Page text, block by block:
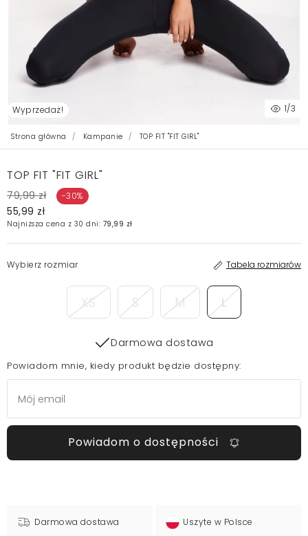
Wyprzedaż! 1/3
Strona główna Kampanie TOP FIT "FIT GIRL"
TOP FIT "FIT GIRL"
79,99 zł -30%
55,99 zł
Najniższa cena z 30 dni: 79,99 zł
Wybierz rozmiar Tabela rozmiarów
XS S M L
Darmowa dostawa
Powiadom mnie, kiedy produkt będzie dostępny:
Powiadom o dostępności
Darmowa dostawa Uszyte w Polsce